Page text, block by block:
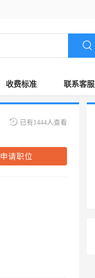
收费标准 联系客服
已有1444人查看
申请职位